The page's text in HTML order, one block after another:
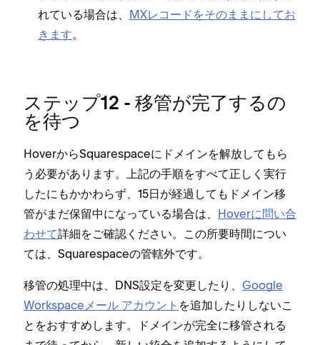
れている場合は⁠、 MXレコ⁠ードをそのままにしてお
きます⁠。
ステ⁠ップ12 - 移管が完了するの
を待つ
HoverからSquarespaceにドメインを解放してもら
う必要があります⁠。上記の手順をすべて正しく実行
したにもかかわらず⁠、15日が経過してもドメイン移
管がまだ保留中にな⁠っている場合は⁠、 Hoverに問い合
わせて詳細をご確認ください⁠。この所要時間につい
ては⁠、Squarespaceの管轄外です⁠。
移管の処理中は⁠、DNS設定を変更したり⁠、 Google
Workspaceメ⁠ール アカウント を追加したりしないこ
とをおすすめします⁠。ドメインが完全に移管される